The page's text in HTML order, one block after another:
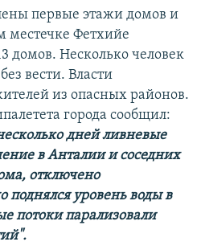
первые этажи домов и
местечке Фетхийе
домов. Несколько человек
вести. Власти
из опасных районов.
города сообщил:
дней ливневые
в Анталии и соседних
отключено
поднялся уровень воды в
потоки парализовали